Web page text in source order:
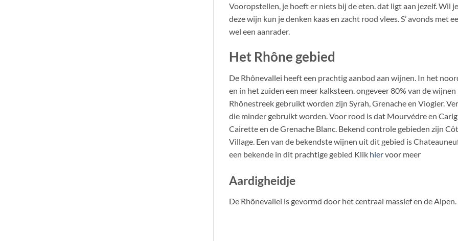
Vooropstellen, je hoeft er niets bij de eten. dat ligt aan jezelf. Wil
deze wijn kun je denken kaas en zacht rood vlees. S’ avonds met
wel een aanrader.
Het Rhône gebied
De Rhônevallei heeft een prachtig aanbod aan wijnen. In het
en in het zuiden een meer kalksteen. ongeveer 80% van de
Rhônestreek gebruikt worden zijn Syrah, Grenache en Viogier.
die minder gebruikt worden. Voor rood is dat Mourvédre en
Cairette en de Grenache Blanc. Bekend controle gebieden zijn
Village. Een van de bekendste wijnen uit dit gebied is
een bekende in dit prachtige gebied Klik hiervoor meer
Aardigheidje
De Rhônevallei is gevormd door het centraal massief en de